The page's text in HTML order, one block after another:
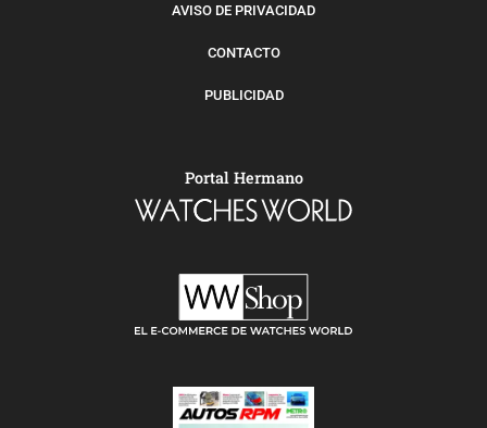
AVISO DE PRIVACIDAD
CONTACTO
PUBLICIDAD
Portal Hermano